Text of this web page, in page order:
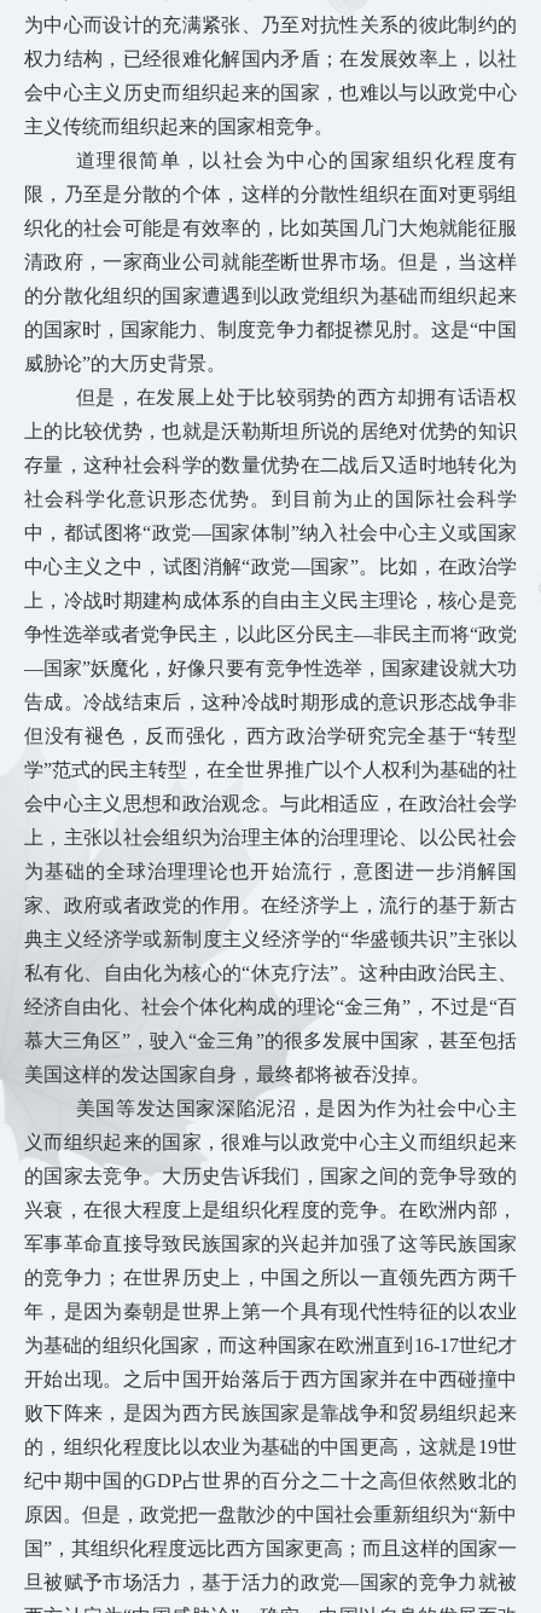
为中心而设计的充满紧张、乃至对抗性关系的彼此制约的
权力结构，已经很难化解国内矛盾；在发展效率上，以社
会中心主义历史而组织起来的国家，也难以与以政党中心
主义传统而组织起来的国家相竞争。
道理很简单，以社会为中心的国家组织化程度有
限，乃至是分散的个体，这样的分散性组织在面对更弱组
织化的社会可能是有效率的，比如英国几门大炮就能征服
清政府，一家商业公司就能垄断世界市场。但是，当这样
的分散化组织的国家遭遇到以政党组织为基础而组织起来
的国家时，国家能力、制度竞争力都捉襟见肘。这是“中国
威胁论”的大历史背景。
但是，在发展上处于比较弱势的西方却拥有话语权
上的比较优势，也就是沃勒斯坦所说的居绝对优势的知识
存量，这种社会科学的数量优势在二战后又适时地转化为
社会科学化意识形态优势。到目前为止的国际社会科学
中，都试图将“政党—国家体制”纳入社会中心主义或国家
中心主义之中，试图消解“政党—国家”。比如，在政治学
上，冷战时期建构成体系的自由主义民主理论，核心是竞
争性选举或者党争民主，以此区分民主—非民主而将“政党
—国家”妖魔化，好像只要有竞争性选举，国家建设就大功
告成。冷战结束后，这种冷战时期形成的意识形态战争非
但没有褪色，反而强化，西方政治学研究完全基于“转型
学”范式的民主转型，在全世界推广以个人权利为基础的社
会中心主义思想和政治观念。与此相适应，在政治社会学
上，主张以社会组织为治理主体的治理理论、以公民社会
为基础的全球治理理论也开始流行，意图进一步消解国
家、政府或者政党的作用。在经济学上，流行的基于新古
典主义经济学或新制度主义经济学的“华盛顿共识”主张以
私有化、自由化为核心的“休克疗法”。这种由政治民主、
经济自由化、社会个体化构成的理论“金三角”，不过是“百
慕大三角区”，驶入“金三角”的很多发展中国家，甚至包括
美国这样的发达国家自身，最终都将被吞没掉。
美国等发达国家深陷泥沼，是因为作为社会中心主
义而组织起来的国家，很难与以政党中心主义而组织起来
的国家去竞争。大历史告诉我们，国家之间的竞争导致的
兴衰，在很大程度上是组织化程度的竞争。在欧洲内部，
军事革命直接导致民族国家的兴起并加强了这等民族国家
的竞争力；在世界历史上，中国之所以一直领先西方两千
年，是因为秦朝是世界上第一个具有现代性特征的以农业
为基础的组织化国家，而这种国家在欧洲直到16-17世纪才
开始出现。之后中国开始落后于西方国家并在中西碰撞中
败下阵来，是因为西方民族国家是靠战争和贸易组织起来
的，组织化程度比以农业为基础的中国更高，这就是19世
纪中期中国的GDP占世界的百分之二十之高但依然败北的
原因。但是，政党把一盘散沙的中国社会重新组织为“新中
国”，其组织化程度远比西方国家更高；而且这样的国家一
旦被赋予市场活力，基于活力的政党—国家的竞争力就被